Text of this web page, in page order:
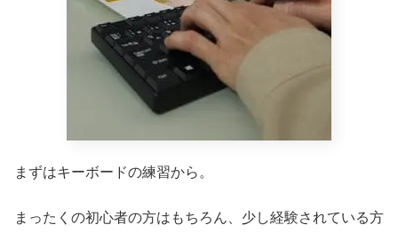
まずはキーボードの練習から。
まったくの初心者の方はもちろん、少し経験されている方